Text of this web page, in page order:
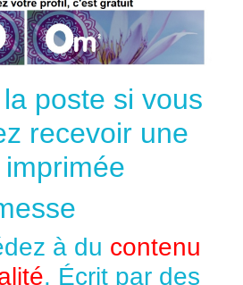
poste si vous
recevoir une
à du contenu
. Écrit par des